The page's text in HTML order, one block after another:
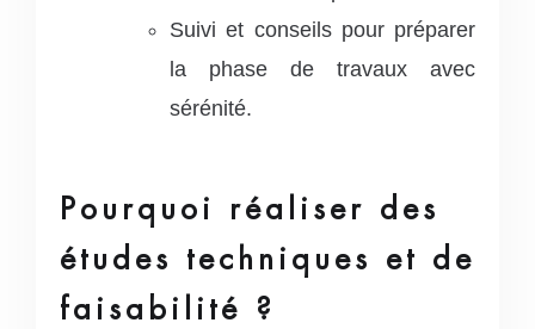
Suivi et conseils pour préparer
la phase de travaux avec
sérénité.
Pourquoi réaliser des
études techniques et de
faisabilité ?